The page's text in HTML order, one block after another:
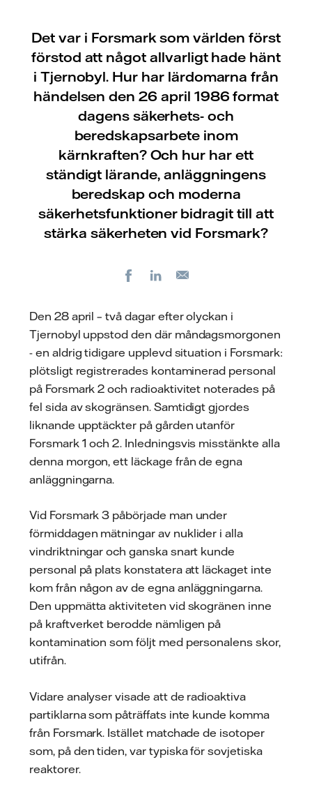
Det var i Forsmark som världen först
förstod att något allvarligt hade hänt
i Tjernobyl. Hur har lärdomarna från
händelsen den 26 april 1986 format
dagens säkerhets- och
beredskapsarbete inom
kärnkraften? Och hur har ett
ständigt lärande, anläggningens
beredskap och moderna
säkerhetsfunktioner bidragit till att
stärka säkerheten vid Forsmark?
FacebookLinkedIn
Den 28 april – två dagar efter olyckan i
Tjernobyl uppstod den där måndagsmorgonen
- en aldrig tidigare upplevd situation i Forsmark:
plötsligt registrerades kontaminerad personal
på Forsmark 2 och radioaktivitet noterades på
fel sida av skogränsen. Samtidigt gjordes
liknande upptäckter på gården utanför
Forsmark 1 och 2. Inledningsvis misstänkte alla
denna morgon, ett läckage från de egna
anläggningarna.
Vid Forsmark 3 påbörjade man under
förmiddagen mätningar av nuklider i alla
vindriktningar och ganska snart kunde
personal på plats konstatera att läckaget inte
kom från någon av de egna anläggningarna.
Den uppmätta aktiviteten vid skogränen inne
på kraftverket berodde nämligen på
kontamination som följt med personalens skor,
utifrån.
Vidare analyser visade att de radioaktiva
partiklarna som påträffats inte kunde komma
från Forsmark. Istället matchade de isotoper
som, på den tiden, var typiska för sovjetiska
reaktorer.